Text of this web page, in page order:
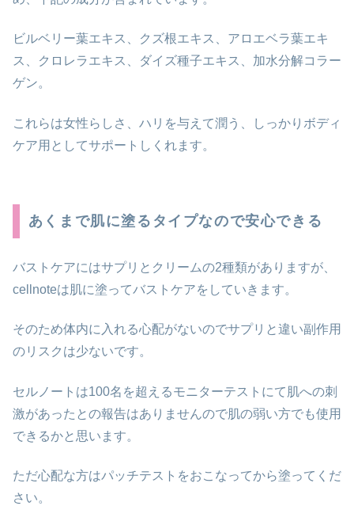
ビルベリー葉エキス、クズ根エキス、アロエベラ葉エキ
ス、クロレラエキス、ダイズ種子エキス、加水分解コラー
ゲン。
これらは女性らしさ、ハリを与えて潤う、しっかりボディ
ケア用としてサポートしくれます。
あくまで肌に塗るタイプなので安心できる
バストケアにはサプリとクリームの2種類がありますが、
cellnoteは肌に塗ってバストケアをしていきます。
そのため体内に入れる心配がないのでサプリと違い副作用
のリスクは少ないです。
セルノートは100名を超えるモニターテストにて肌への刺
激があったとの報告はありませんので肌の弱い方でも使用
できるかと思います。
ただ心配な方はパッチテストをおこなってから塗ってくだ
さい。